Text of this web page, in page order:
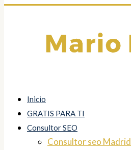
Inicio
GRATIS PARA TI
Consultor SEO
Consultor seo Madrid